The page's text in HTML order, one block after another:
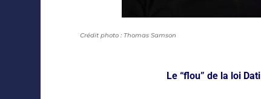
Crédit photo : Thomas Samson
Le “flou” de la loi Dati